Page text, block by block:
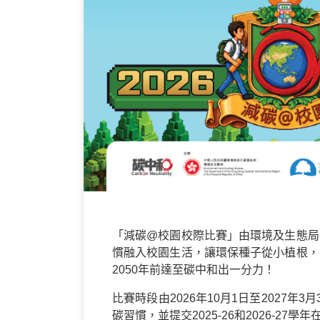
「減碳@校園校際比賽」由環境及生態
慣融入校園生活，讓環保種子從小植根
2050年前達至碳中和出一分力！
比賽時段由2026年10月1日至2027年3
碳習慣，並提交2025-26和2026-27學年